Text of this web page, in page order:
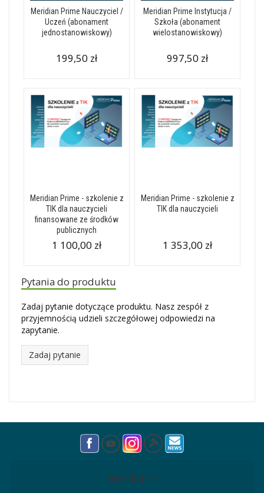
Meridian Prime Nauczyciel /
Uczeń (abonament
jednostanowiskowy)
199,50 zł
Meridian Prime Instytucja /
Szkoła (abonament
wielostanowiskowy)
997,50 zł
Meridian Prime - szkolenie z
TIK dla nauczycieli
finansowane ze środków
publicznych
1 100,00 zł
Meridian Prime - szkolenie z
TIK dla nauczycieli
1 353,00 zł
Pytania do produktu
Zadaj pytanie dotyczące produktu. Nasz zespół z
przyjemnością udzieli szczegółowej odpowiedzi na
zapytanie.
Zadaj pytanie
Meridian